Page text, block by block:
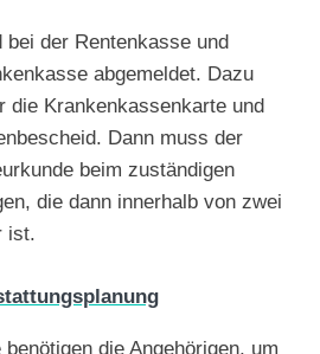
bei der Rentenkasse und
abgemeldet. Dazu
die Krankenkassenkarte und
Dann muss der
beim zuständigen
die dann innerhalb von zwei
ist.
die Angehörigen, um